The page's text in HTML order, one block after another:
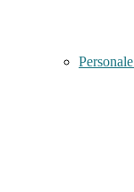
Personale